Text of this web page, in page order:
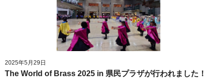
2025年5月29日
The World of Brass 2025 in 県民プラザが行われました！